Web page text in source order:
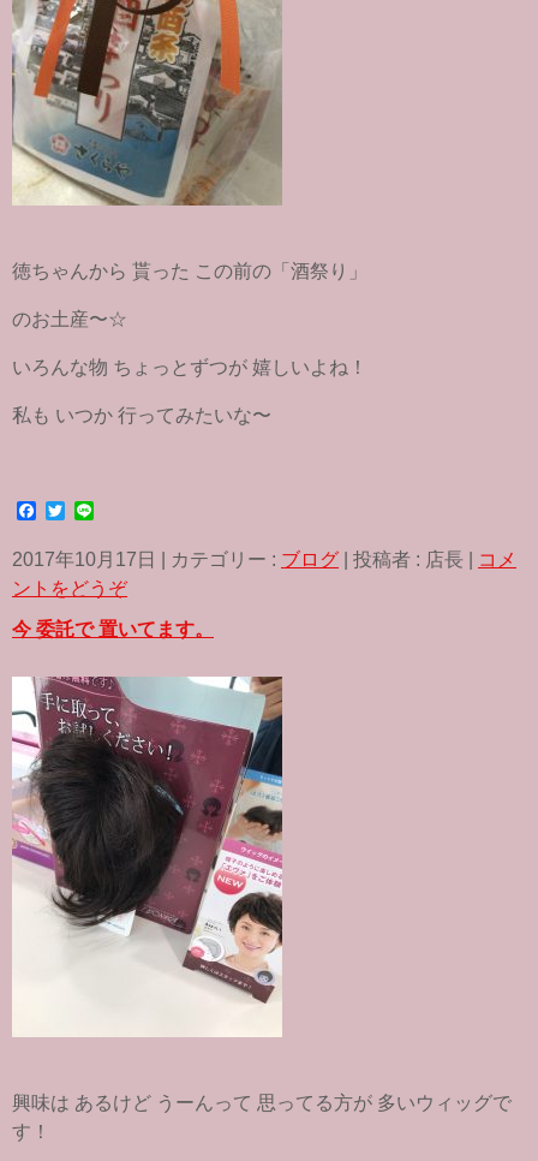
徳ちゃんから 貰った この前の「酒祭り」
のお土産〜☆
いろんな物 ちょっとずつが 嬉しいよね！
私も いつか 行ってみたいな〜
c
e
b
o
k
T
i
t
t
r
n
e
2017年10月17日 カテゴリー : ブログ 投稿者 : 店長
コメ
ントをどうぞ
今 委託で 置いてます。
興味は あるけど うーんって 思ってる方が 多いウィッグで
す！